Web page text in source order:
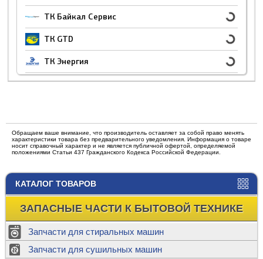
КАТАЛОГ ТОВАРОВ
ЗАПАСНЫЕ ЧАСТИ К БЫТОВОЙ ТЕХНИКЕ
Запчасти для стиральных машин
Запчасти для сушильных машин
ТК Байкал Сервис
ТК GTD
ТК Энергия
Обращаем ваше внимание, что производитель оставляет за собой право менять
характеристики товара без предварительного уведомления. Информация о товаре
носит справочный характер и не является публичной офертой, определяемой
положениями Статьи 437 Гражданского Кодекса Российской Федерации.